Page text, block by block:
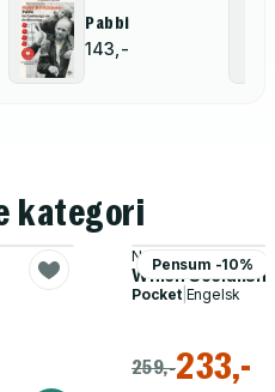
Pabbi
143,-
kategori
Pensum -10%
Norberto Bobbio
Which Socialism
Pocket| Engelsk
259,-233,-